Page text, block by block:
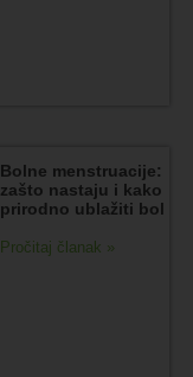
Bolne menstruacije:
zašto nastaju i kako
prirodno ublažiti bol
Pročitaj članak »